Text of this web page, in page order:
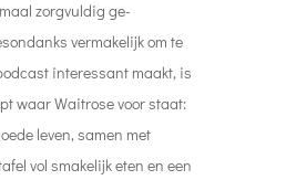
zorgvuldig ge-
vermakelijk om te
interessant maakt, is
waar Waitrose voor staat:
leven, samen met
vol smakelijk eten en een